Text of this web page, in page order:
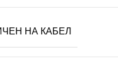
НА КАБЕЛ